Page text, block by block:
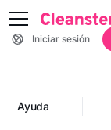
Iniciar sesión
Ayuda